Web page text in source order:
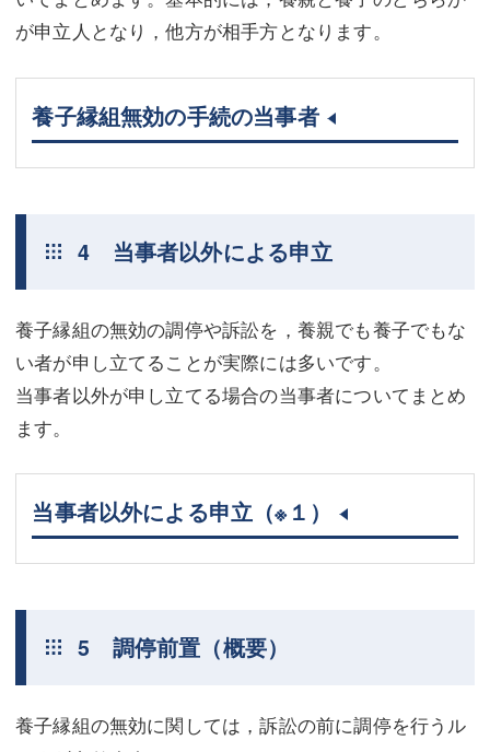
が申立人となり，他方が相手方となります。
養子縁組無効の手続の当事者
4 当事者以外による申立
養子縁組の無効の調停や訴訟を，養親でも養子でもな
い者が申し立てることが実際には多いです。
当事者以外が申し立てる場合の当事者についてまとめ
ます。
当事者以外による申立 （※１）
5 調停前置（概要）
養子縁組の無効に関しては，訴訟の前に調停を行うル